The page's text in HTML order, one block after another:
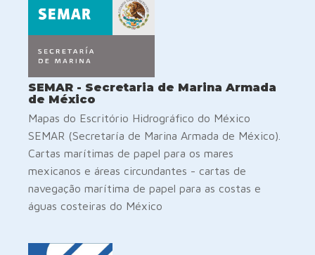
SEMAR - Secretaria de Marina Armada
de México
Mapas do Escritório Hidrográfico do México
SEMAR (Secretaría de Marina Armada de México).
Cartas marítimas de papel para os mares
mexicanos e áreas circundantes - cartas de
navegação marítima de papel para as costas e
águas costeiras do México